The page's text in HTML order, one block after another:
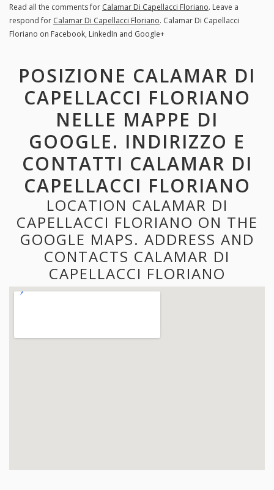
Read all the comments for Calamar Di Capellacci Floriano. Leave a
respond for Calamar Di Capellacci Floriano. Calamar Di Capellacci
Floriano on Facebook, LinkedIn and Google+
POSIZIONE CALAMAR DI
CAPELLACCI FLORIANO
NELLE MAPPE DI
GOOGLE. INDIRIZZO E
CONTATTI CALAMAR DI
CAPELLACCI FLORIANO
LOCATION CALAMAR DI
CAPELLACCI FLORIANO ON THE
GOOGLE MAPS. ADDRESS AND
CONTACTS CALAMAR DI
CAPELLACCI FLORIANO